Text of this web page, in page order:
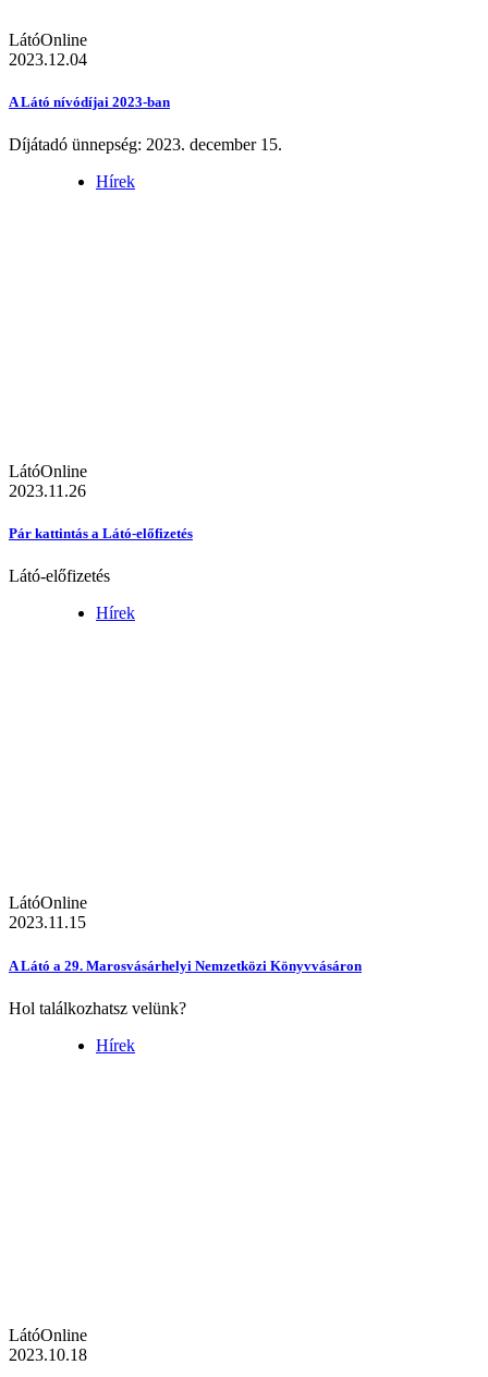
LátóOnline
2023.12.04
A Látó nívódíjai 2023-ban
Díjátadó ünnepség: 2023. december 15.
Hírek
LátóOnline
2023.11.26
Pár kattintás a Látó-előfizetés
Látó-előfizetés
Hírek
LátóOnline
2023.11.15
A Látó a 29. Marosvásárhelyi Nemzetközi Könyvvásáron
Hol találkozhatsz velünk?
Hírek
LátóOnline
2023.10.18